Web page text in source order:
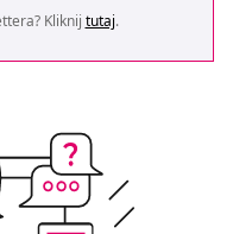
Kliknij tutaj.